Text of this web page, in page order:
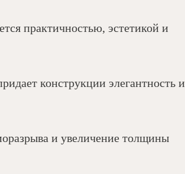
практичностью, эстетикой и
конструкции элегантность и
и увеличение толщины